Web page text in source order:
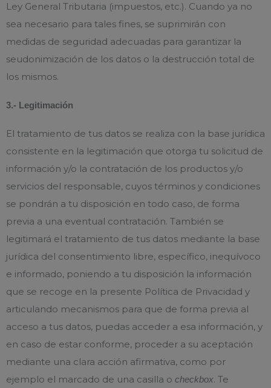
Ley General Tributaria (impuestos, etc.). Cuando ya no
sea necesario para tales fines, se suprimirán con
medidas de seguridad adecuadas para garantizar la
seudonimización de los datos o la destrucción total de
los mismos.
3.- Legitimación
El tratamiento de tus datos se realiza con la base jurídica
consistente en la legitimación que otorga tu solicitud de
información y/o la contratación de los productos y/o
servicios del responsable, cuyos términos y condiciones
se pondrán a tu disposición en todo caso, de forma
previa a una eventual contratación. También se
legitimará el tratamiento de tus datos mediante la base
jurídica del consentimiento libre, específico, inequívoco
e informado, poniendo a tu disposición la información
que se recoge en la presente Política de Privacidad y
articulando mecanismos para que de forma previa al
acceso a tus datos, puedas acceder a esa información, y
en caso de estar conforme, proceder a su aceptación
mediante una clara acción afirmativa, como por
ejemplo el marcado de una casilla o checkbox. Te